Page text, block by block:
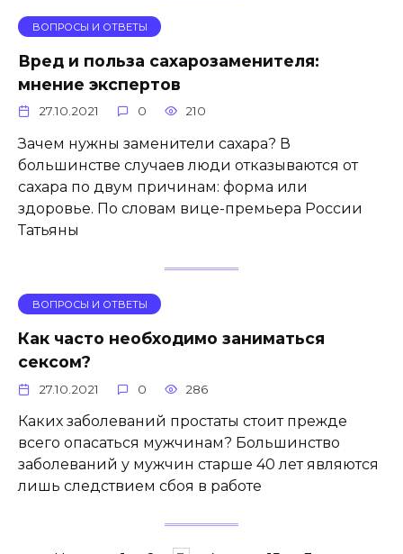
ВОПРОСЫ И ОТВЕТЫ
Вред и польза сахарозаменителя:
мнение экспертов
27.10.2021 0 210
Зачем нужны заменители сахара? В
большинстве случаев люди отказываются от
сахара по двум причинам: форма или
здоровье. По словам вице-премьера России
Татьяны
ВОПРОСЫ И ОТВЕТЫ
Как часто необходимо заниматься
сексом?
27.10.2021 0 286
Каких заболеваний простаты стоит прежде
всего опасаться мужчинам? Большинство
заболеваний у мужчин старше 40 лет являются
лишь следствием сбоя в работе